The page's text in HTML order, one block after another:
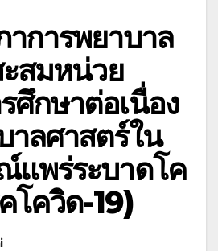
การพยาบาล
ะสมหน่วย
ศึกษาต่อเนื่อง
าลศาสตร์ใน
แพร่ระบาดโค
โควิด-19)